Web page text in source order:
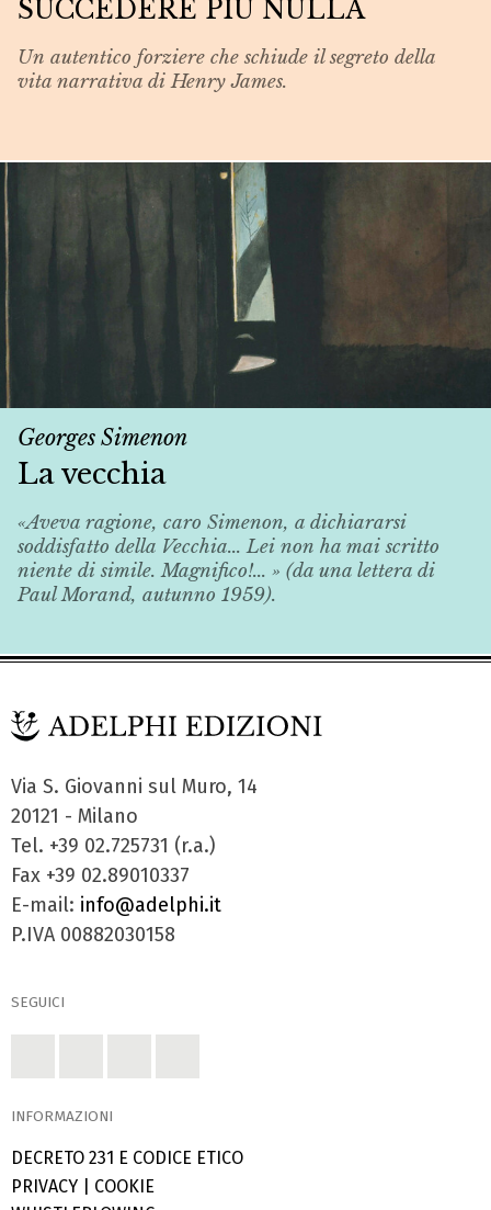
SUCCEDERE PIÙ NULLA
Un autentico forziere che schiude il segreto della
vita narrativa di Henry James.
Georges Simenon
La vecchia
«Aveva ragione, caro Simenon, a dichiararsi
soddisfatto della Vecchia... Lei non ha mai scritto
niente di simile. Magnifico!... » (da una lettera di
Paul Morand, autunno 1959).
Via S. Giovanni sul Muro, 14
20121 - Milano
Tel. +39 02.725731 (r.a.)
Fax +39 02.89010337
E-mail: info@adelphi.it
P.IVA 00882030158
SEGUICI
INFORMAZIONI
DECRETO 231 E CODICE ETICO
PRIVACY
COOKIE